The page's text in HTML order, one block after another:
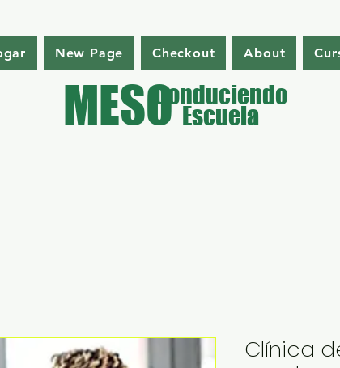
New Page Checkout About
Conduciendo
Escuela
MESO
Clínica